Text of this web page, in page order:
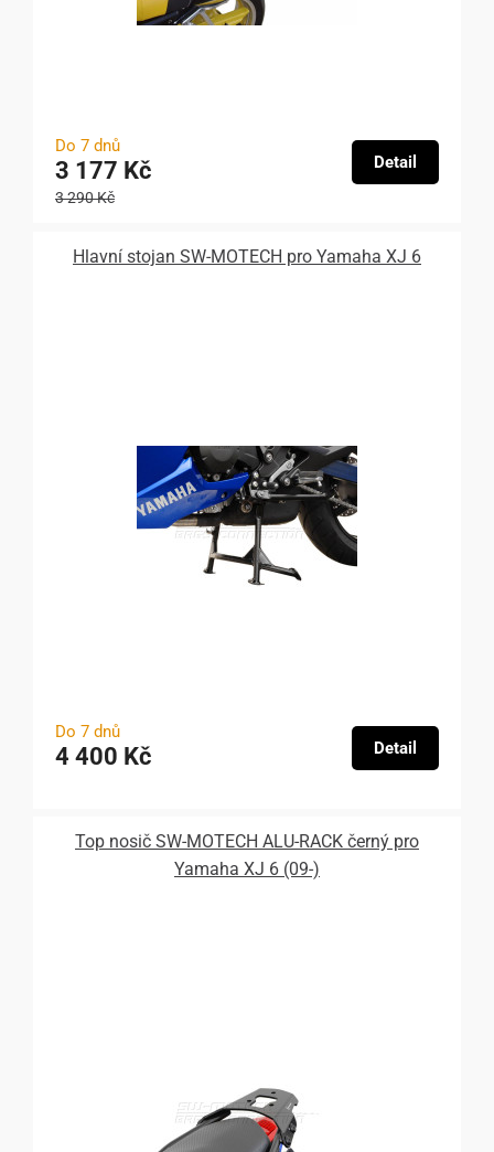
Do 7 dnů
3 177 Kč
3 290 Kč
Detail
Hlavní stojan SW-MOTECH pro Yamaha XJ 6
Do 7 dnů
4 400 Kč Detail
Top nosič SW-MOTECH ALU-RACK černý pro
Yamaha XJ 6 (09-)